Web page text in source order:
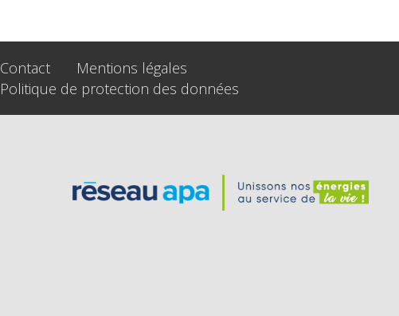
Contact
Mentions légales
Politique de protection des données